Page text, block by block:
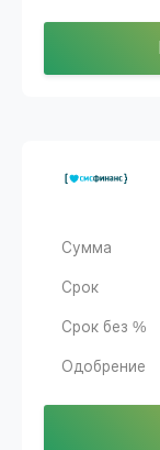
Сумма
Срок
Срок без %
Одобрение